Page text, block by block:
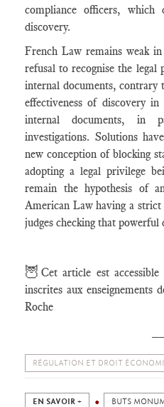
compliance officers,
discovery.
French Law remains weak
refusal to recognise the legal
internal documents, contrary
effectiveness of discovery
internal documents, in
investigations. Solutions
new conception of blocking
adopting a legal privilege
remain the hypothesis of
American Law having a
judges checking that
🦉Cet article est
inscrites aux enseignements
Roche
RÉGULATION ET DROIT
EN SAVOIR + BUTS